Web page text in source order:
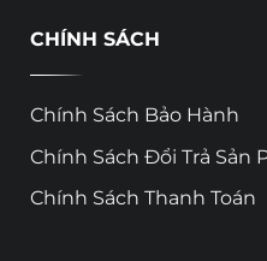
CHÍNH SÁCH
Chính Sách Bảo Hành
Chính Sách Đổi Trả Sản
Chính Sách Thanh Toán